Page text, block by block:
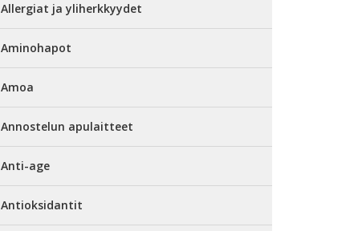
Allergiat ja yliherkkyydet
Aminohapot
Amoa
Annostelun apulaitteet
Anti-age
Antioksidantit